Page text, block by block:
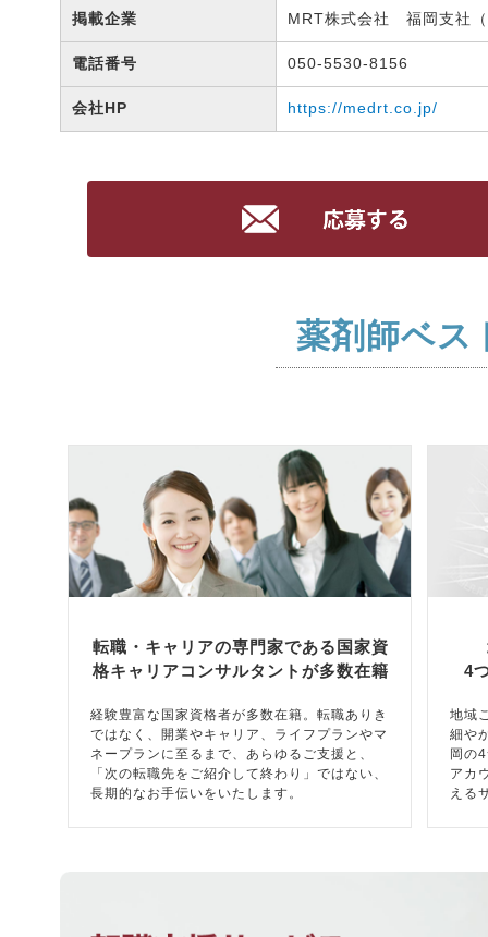
掲載企業 MRT株式会社 福岡支社
電話番号 050-5530-8156
会社HP https://medrt.co.jp/
薬剤師ベス
転職・キャリアの専門家である国家資
格キャリアコンサルタントが多数在籍
経験豊富な国家資格者が多数在籍。転職ありき
ではなく、開業やキャリア、ライフプランやマ
ネープランに至るまで、あらゆるご支援と、
「次の転職先をご紹介して終わり」ではない、
長期的なお手伝いをいたします。
4
地域
細や
岡の
アカ
える